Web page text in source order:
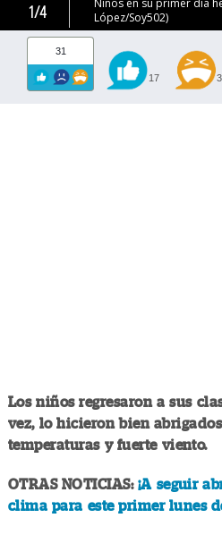
1/4
López/Soy502)
31
17 3
Los niños regresaron a sus
vez, lo hicieron bien
temperaturas y fuerte viento.
OTRAS NOTICIAS: ¡A seguir
clima para este primer lunes